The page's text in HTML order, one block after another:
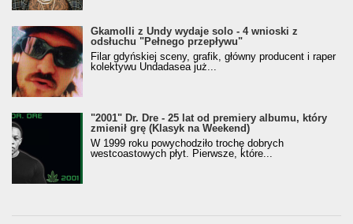
Gkamolli z Undy wydaje solo - 4 wnioski z
odsłuchu "Pełnego przepływu"
Filar gdyńskiej sceny, grafik, główny producent i raper
kolektywu Undadasea już...
"2001" Dr. Dre - 25 lat od premiery albumu, który
zmienił grę (Klasyk na Weekend)
W 1999 roku powychodziło trochę dobrych
westcoastowych płyt. Pierwsze, które...